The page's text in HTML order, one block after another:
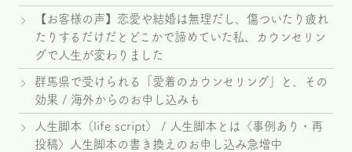
【お客様の声】恋愛や結婚は無理だし、傷ついたり疲れ
たりするだけだとどこかで諦めていた私、カウンセリン
グで人生が変わりました
群馬県で受けられる「愛着のカウンセリング」と、その
効果 / 海外からのお申し込みも
人生脚本（life script） / 人生脚本とは〈事例あり・再
投稿〉人生脚本の書き換えのお申し込み急増中